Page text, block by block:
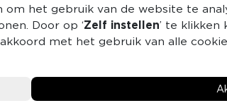
Energie
Petrochemie
het gebruik van de website te
Door op ‘Zelf instellen’ te klikken
akkoord met het gebruik van alle